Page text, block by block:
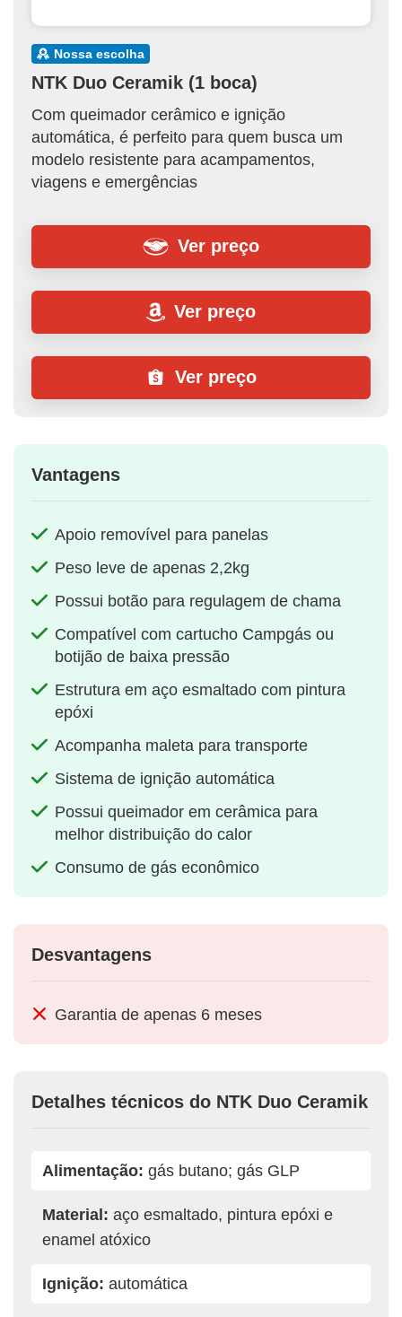
nossa escolha
NTK Duo Ceramik (1 boca)
Com queimador cerâmico e ignição
automática, é perfeito para quem busca um
modelo resistente para acampamentos,
viagens e emergências
Ver preço
Ver preço
Ver preço
Vantagens
Apoio removível para panelas
Peso leve de apenas 2,2kg
Possui botão para regulagem de chama
Compatível com cartucho Campgás ou
botijão de baixa pressão
Estrutura em aço esmaltado com pintura
epóxi
Acompanha maleta para transporte
Sistema de ignição automática
Possui queimador em cerâmica para
melhor distribuição do calor
Consumo de gás econômico
Desvantagens
Garantia de apenas 6 meses
Detalhes técnicos do NTK Duo Ceramik
Alimentação: gás butano; gás GLP
Material: aço esmaltado, pintura epóxi e
enamel atóxico
Ignição: automática